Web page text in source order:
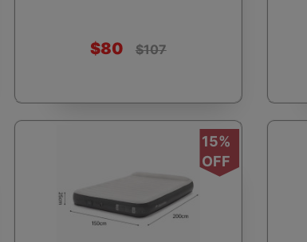
露營裝飾 營釘 露營特殊配件 互
$80 $107
15%
OFF